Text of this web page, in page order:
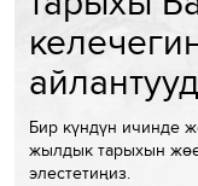
Бир күндүн ичинде
жылдык тарыхын
элестетиңиз.